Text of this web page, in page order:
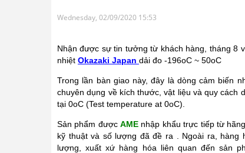
Wednesday, 02/09/2020 15:53
Nhận được sự tin tưởng từ khách hàng, tháng 8
nhiệt Okazaki Japan dải đo -196oC ~ 50oC
Trong lần bàn giao này, đây là dòng cảm biến
chuyên dụng về kích thước, vật liệu và quy cách
tại 0oC (Test temperature at 0oC).
Sản phẩm đượcAME nhập khẩu trực tiếp từ
kỹ thuật và số lượng đã đề ra
. Ngoài ra,
lượng, xuất xứ hàng hóa liên quan đến sản